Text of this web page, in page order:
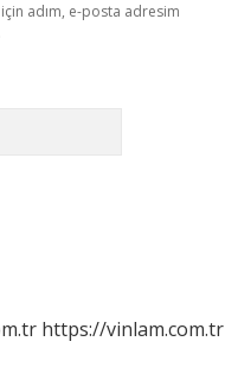
adım, e-posta adresim
https://vinlam.com.tr